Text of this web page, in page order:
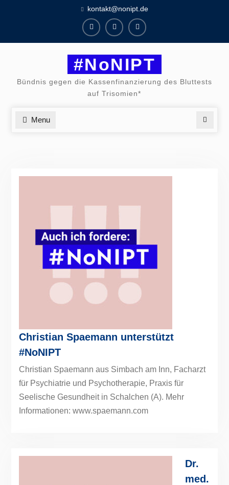
kontakt@nonipt.de
FacebookInstagram
Twitter
#NoNIPT
Bündnis gegen die Kassenfinanzierung des Bluttests
auf Trisomien*
Menu
Christian Spaemann unterstützt
#NoNIPT
Christian Spaemann aus Simbach am Inn, Facharzt
für Psychiatrie und Psychotherapie, Praxis für
Seelische Gesundheit in Schalchen (A). Mehr
Informationen: www.spaemann.com
Dr.
med.